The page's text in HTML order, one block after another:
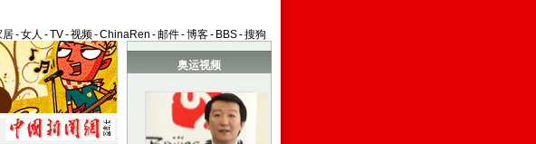
居-女人 -TV-视频-ChinaRen -邮件-博客- BBS-搜狗
奥运视频